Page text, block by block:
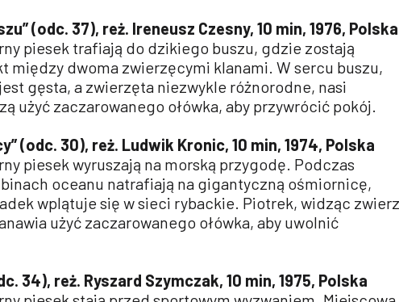
(odc. 37), reż. Ireneusz Czesny, 10 min, 1976, Polska
piesek trafiają do dzikiego buszu, gdzie zostają
między dwoma zwierzęcymi klanami. W sercu buszu,
gęsta, a zwierzęta niezwykle różnorodne, nasi
użyć zaczarowanego ołówka, aby przywrócić pokój.
(odc. 30), reż. Ludwik Kronic, 10 min, 1974, Polska
piesek wyruszają na morską przygodę. Podczas
oceanu natrafiają na gigantyczną ośmiornicę,
wplątuje się w sieci rybackie. Piotrek, widząc
użyć zaczarowanego ołówka, aby uwolnić
34), reż. Ryszard Szymczak, 10 min, 1975, Polska